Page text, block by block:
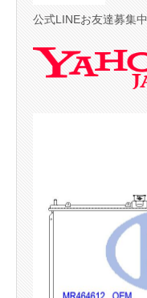
公式LINEお友達募集中